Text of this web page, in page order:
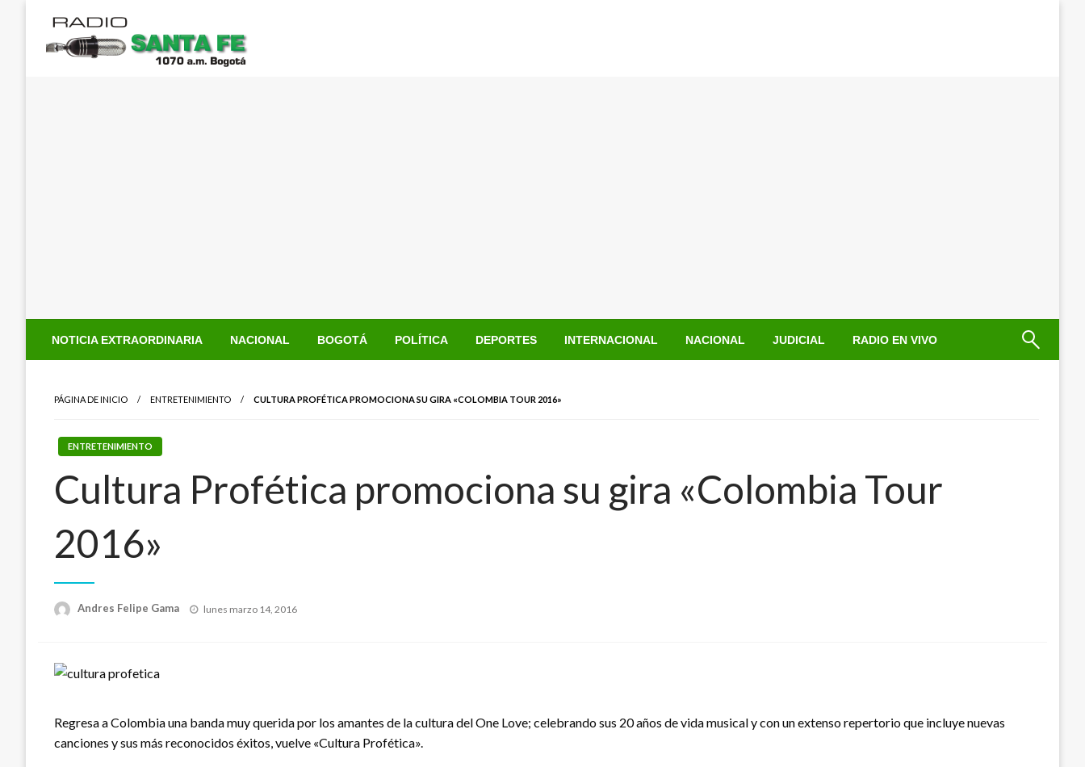
contenido
NOTICIA EXTRAORDINARIA NACIONAL BOGOTÁ POLÍTICA DEPORTES INTERNACIONAL NACIONAL JUDICIAL RADIO EN VIVO
PÁGINA DE INICIO ENTRETENIMIENTO CULTURA PROFÉTICA PROMOCIONA SU GIRA «COLOMBIA TOUR 2016»
ENTRETENIMIENTO
Cultura Profética promociona su gira «Colombia Tour
2016»
Andres Felipe Gama
Publicado
lunes marzo 14, 2016
Regresa a Colombia una banda muy querida por los amantes de la cultura del One Love; celebrando sus 20 años de vida musical y con un extenso repertorio que incluye nuevas
canciones y sus más reconocidos éxitos, vuelve «Cultura Profética».